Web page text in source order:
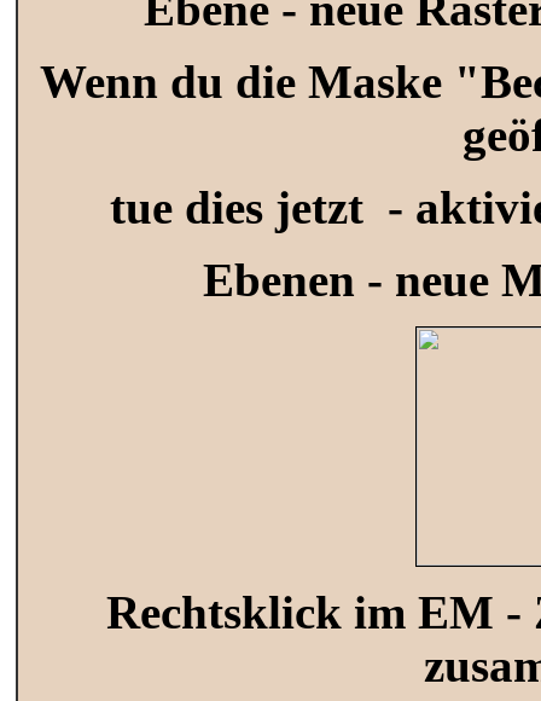
Wenn du die Maske
tue dies jetzt -
Ebenen - neue
Rechtsklick im EM -